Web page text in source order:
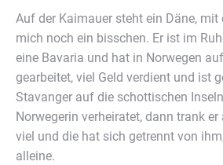
Auf der Kaimauer steht ein Däne,
mich noch ein bisschen. Er ist im
eine Bavaria und hat in Norwegen
gearbeitet, viel Geld verdient und ist
Stavanger auf die schottischen
Norwegerin verheiratet, dann trank
viel und die hat sich getrennt von
alleine.